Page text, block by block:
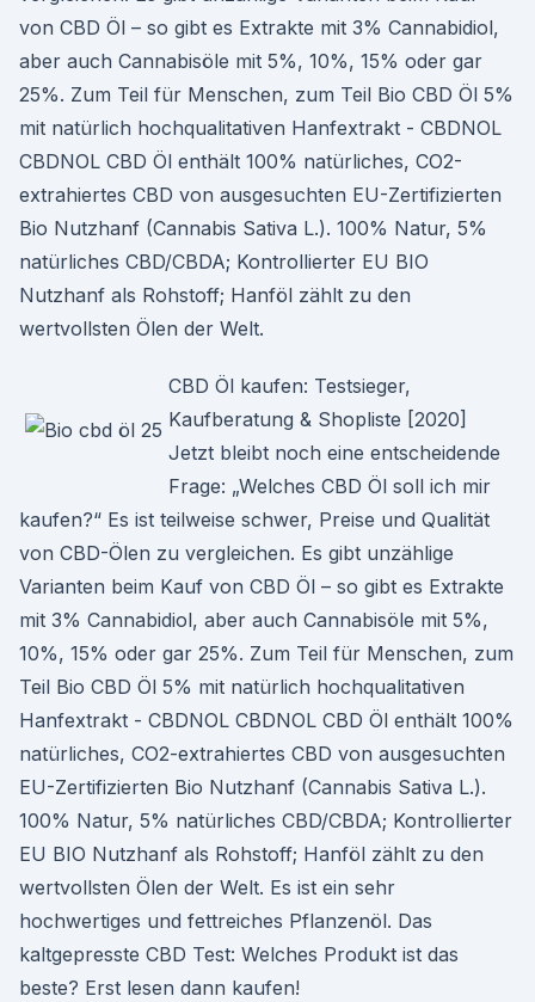
von CBD Öl – so gibt es Extrakte mit 3% Cannabidiol,
aber auch Cannabisöle mit 5%, 10%, 15% oder gar
25%. Zum Teil für Menschen, zum Teil Bio CBD Öl 5%
mit natürlich hochqualitativen Hanfextrakt - CBDNOL
CBDNOL CBD Öl enthält 100% natürliches, CO2-
extrahiertes CBD von ausgesuchten EU-Zertifizierten
Bio Nutzhanf (Cannabis Sativa L.). 100% Natur, 5%
natürliches CBD/CBDA; Kontrollierter EU BIO
Nutzhanf als Rohstoff; Hanföl zählt zu den
wertvollsten Ölen der Welt.
CBD Öl kaufen: Testsieger,
Kaufberatung & Shopliste [2020]
Jetzt bleibt noch eine entscheidende
Frage: „Welches CBD Öl soll ich mir
kaufen?“ Es ist teilweise schwer, Preise und Qualität
von CBD-Ölen zu vergleichen. Es gibt unzählige
Varianten beim Kauf von CBD Öl – so gibt es Extrakte
mit 3% Cannabidiol, aber auch Cannabisöle mit 5%,
10%, 15% oder gar 25%. Zum Teil für Menschen, zum
Teil Bio CBD Öl 5% mit natürlich hochqualitativen
Hanfextrakt - CBDNOL CBDNOL CBD Öl enthält 100%
natürliches, CO2-extrahiertes CBD von ausgesuchten
EU-Zertifizierten Bio Nutzhanf (Cannabis Sativa L.).
100% Natur, 5% natürliches CBD/CBDA; Kontrollierter
EU BIO Nutzhanf als Rohstoff; Hanföl zählt zu den
wertvollsten Ölen der Welt. Es ist ein sehr
hochwertiges und fettreiches Pflanzenöl. Das
kaltgepresste CBD Test: Welches Produkt ist das
beste? Erst lesen dann kaufen!